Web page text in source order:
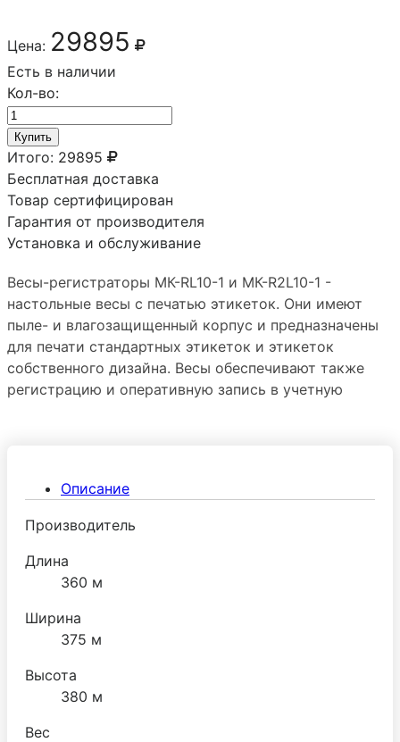
Цена: 29895
Есть в наличии
Кол-во:
Купить
Итого: 29895
Бесплатная доставка
Товар сертифицирован
Гарантия от производителя
Установка и обслуживание
Весы-регистраторы МК-RL10-1 и МК-R2L10-1 -
настольные весы с печатью этикеток. Они имеют
пыле- и влагозащищенный корпус и предназначены
для печати стандартных этикеток и этикеток
собственного дизайна. Весы обеспечивают также
регистрацию и оперативную запись в учетную
Описание
Производитель
Длина
360 м
Ширина
375 м
Высота
380 м
Вес